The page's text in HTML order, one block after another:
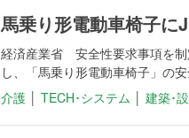
馬乗り形電動車椅子
経済産業省 安全性要求事項を制
し、「馬乗り形電動車椅子」の
介護
TECH･システム 建築･